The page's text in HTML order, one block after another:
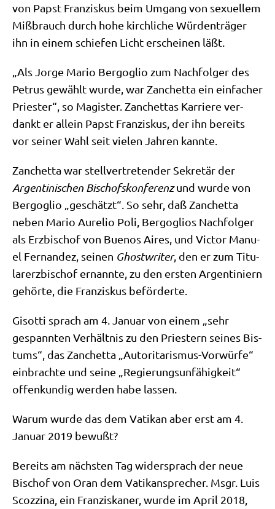
von Papst Fran­zis­kus beim Umgang von sexu­el­lem
Miß­brauch durch hohe kirch­li­che Wür­den­trä­ger
ihn in einem schie­fen Licht erschei­nen läßt.
„Als Jor­ge Mario Berg­o­glio zum Nach­fol­ger des
Petrus gewählt wur­de, war Zan­chet­ta ein ein­fa­cher
Prie­ster“, so Magi­ster. Zan­chet­tas Kar­rie­re ver­
dankt er allein Papst Fran­zis­kus, der ihn bereits
vor sei­ner Wahl seit vie­len Jah­ren kannte.
Zan­chet­ta war stell­ver­tre­ten­der Sekre­tär der
Argen­ti­ni­schen Bischofs­kon­fe­renzund wur­de von
Berg­o­glio „geschätzt“. So sehr, daß Zan­chet­ta
neben Mario Aure­lio Poli, Berg­o­gli­os Nach­fol­ger
als Erz­bi­schof von Bue­nos Aires, und Vic­tor Manu­
el Fer­nan­dez, sei­nen Ghost­wri­ter, den er zum Titu­
lar­erz­bi­schof ernann­te, zu den ersten Argen­ti­ni­ern
gehör­te, die Fran­zis­kus beförderte.
Gisot­ti sprach am 4. Janu­ar von einem „sehr
gespann­ten Ver­hält­nis zu den Prie­stern sei­nes Bis­
tums“, das Zan­chet­ta „Auto­ri­ta­ris­mus-Vor­wür­fe“
ein­brach­te und sei­ne „Regie­rungs­un­fä­hig­keit“
offen­kun­dig wer­den habe lassen.
War­um wur­de das dem Vati­kan aber erst am 4.
Janu­ar 2019 bewußt?
Bereits am näch­sten Tag wider­sprach der neue
Bischof von Oran dem Vati­kan­spre­cher. Msgr. Luis
Scoz­zina, ein Fran­zis­ka­ner, wur­de im April 2018,